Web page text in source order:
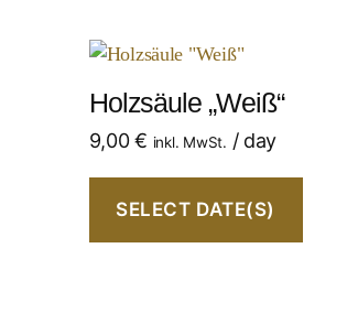
Holzsäule „Weiß“
9,00€ inkl. MwSt. / day
SELECT DATE(S)